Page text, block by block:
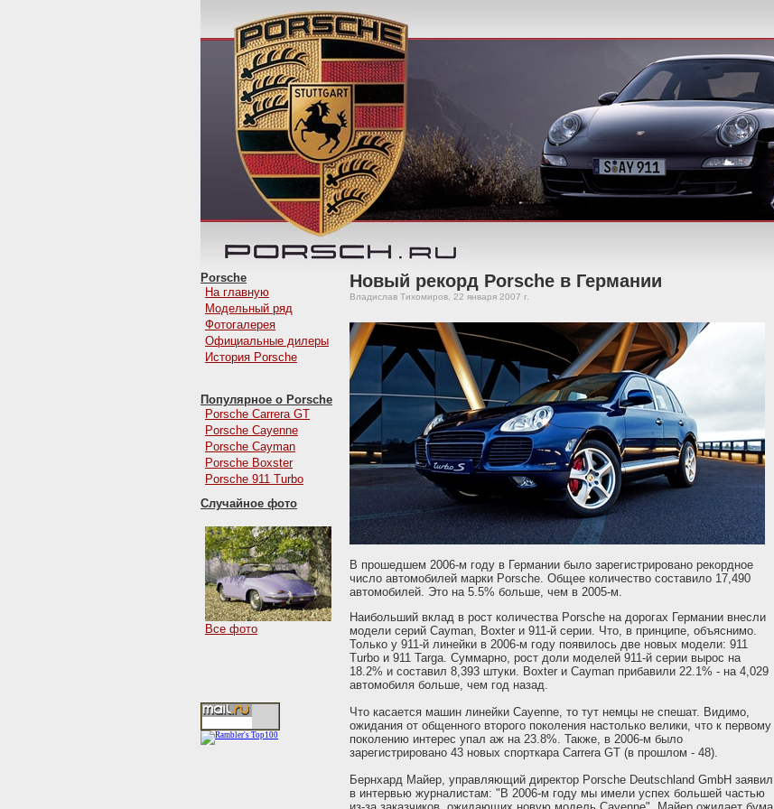
Porsche
На главную
Модельный ряд
Фотогалерея
Официальные дилеры
История Porsche
Популярное о Porsche
Porsche Carrera GT
Porsche Cayenne
Porsche Cayman
Porsche Boxster
Porsche 911 Turbo
Случайное фото
Все фото
Новый рекорд Porsche в Германии
Владислав Тихомиров, 22 января 2007 г.
В прошедшем 2006-м году в Германии было зарегистрировано рекордное
число автомобилей марки Porsche. Общее количество составило 17,490
автомобилей. Это на 5.5% больше, чем в 2005-м.
Наибольший вклад в рост количества Porsche на дорогах Германии внесли
модели серий Cayman, Boxter и 911-й серии. Что, в принципе, объяснимо.
Только у 911-й линейки в 2006-м году появилось две новых модели: 911
Turbo и 911 Targa. Суммарно, рост доли моделей 911-й серии вырос на
18.2% и составил 8,393 штуки. Boxter и Cayman прибавили 22.1% - на 4,029
автомобиля больше, чем год назад.
Что касается машин линейки Cayenne, то тут немцы не спешат. Видимо,
ожидания от общенного второго поколения настолько велики, что к первому
поколению интерес упал аж на 23.8%. Также, в 2006-м было
зарегистрировано 43 новых спорткара Carrera GT (в прошлом - 48).
Бернхард Майер, управляющий директор Porsche Deutschland GmbH заявил
в интервью журналистам: "В 2006-м году мы имели успех большей частью